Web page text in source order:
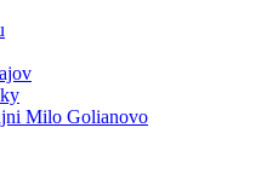
Milo Golianovo